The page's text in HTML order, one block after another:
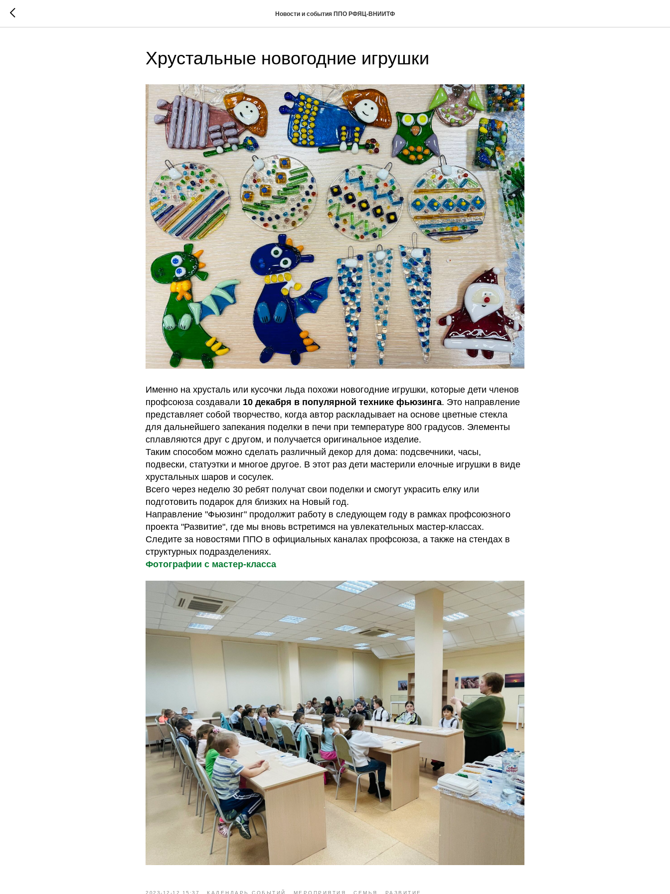
Новости и события ППО РФЯЦ-ВНИИТФ
Хрустальные новогодние игрушки
Именно на хрусталь или кусочки льда похожи новогодние игрушки, которые дети членов
профсоюза создавали 10 декабря в популярной технике фьюзинга. Это направление
представляет собой творчество, когда автор раскладывает на основе цветные стекла
для дальнейшего запекания поделки в печи при температуре 800 градусов. Элементы
сплавляются друг с другом, и получается оригинальное изделие.
Таким способом можно сделать различный декор для дома: подсвечники, часы,
подвески, статуэтки и многое другое. В этот раз дети мастерили елочные игрушки в виде
хрустальных шаров и сосулек.
Всего через неделю 30 ребят получат свои поделки и смогут украсить елку или
подготовить подарок для близких на Новый год.
Направление "Фьюзинг" продолжит работу в следующем году в рамках профсоюзного
проекта "Развитие", где мы вновь встретимся на увлекательных мастер-классах.
Следите за новостями ППО в официальных каналах профсоюза, а также на стендах в
структурных подразделениях.
Фотографии с мастер-класса
2023-12-12 15:37 КАЛЕНДАРЬ СОБЫТИЙ МЕРОПРИЯТИЯ СЕМЬЯ РАЗВИТИЕ